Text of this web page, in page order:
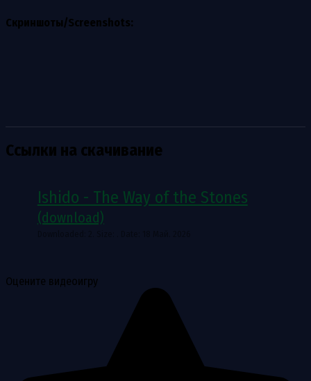
Скриншоты/Screenshots:
Ссылки на скачивание
Ishido - The Way of the Stones
(download)
Оцените видеоигру